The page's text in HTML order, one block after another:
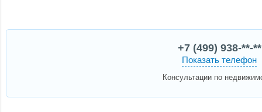
+7 (499) 938-**-**
Показать телефон
Консультации по